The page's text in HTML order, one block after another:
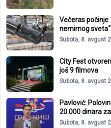
Večeras počinje
nemirnog sveta“
Subota, 8. avgust
City Fest
još 9 filmova
Subota, 8. avgust
Pavlović:
20.000 dinara
Subota, 8. avgust